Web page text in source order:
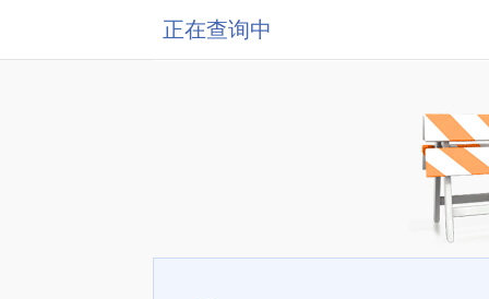
正在查询中